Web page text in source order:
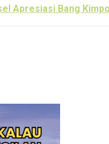
Apresiasi Bang Kimpo